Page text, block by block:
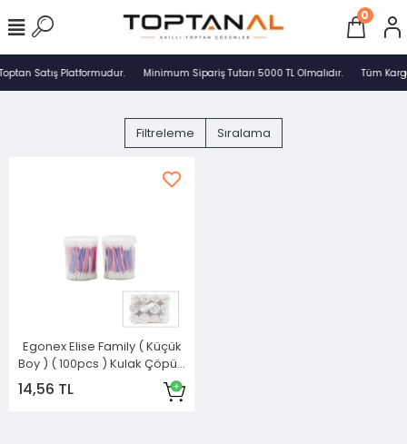
Satış Platformudur. Minimum Sipariş Tutarı 5000 TL Olmalıdır. Tüm
0
Filtreleme Sıralama
Egonex Elise Family ( Küçük
Boy ) ( 100pcs ) Kulak Çöpü (
Pamuklu Çubuk ) ( Yuvarlak
Kutu )*12x24
14,56 TL